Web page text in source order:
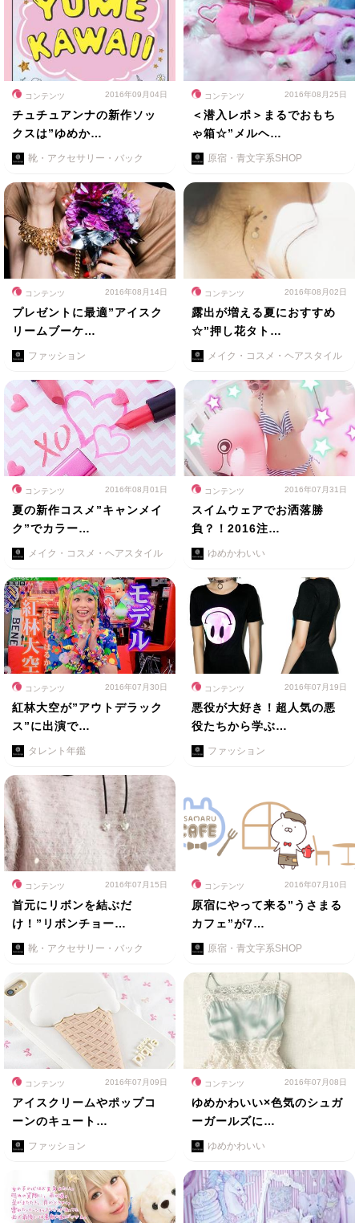
コンテンツ 2016年09月04日
チュチュアンナの新作ソッ
クスは”ゆめか…
靴・アクセサリー・バック
コンテンツ 2016年08月25日
＜潜入レポ＞まるでおもち
ゃ箱☆”メルヘ…
原宿・青文字系SHOP
コンテンツ 2016年08月14日
プレゼントに最適”アイスク
リームブーケ…
ファッション
コンテンツ 2016年08月02日
露出が増える夏におすすめ
☆”押し花タト…
メイク・コスメ・ヘアスタイル
コンテンツ 2016年08月01日
夏の新作コスメ”キャンメイ
ク”でカラー…
メイク・コスメ・ヘアスタイル
コンテンツ 2016年07月31日
スイムウェアでお洒落勝
負？！2016注…
ゆめかわいい
コンテンツ 2016年07月30日
紅林大空が”アウトデラック
ス”に出演で…
タレント年鑑
コンテンツ 2016年07月19日
悪役が大好き！超人気の悪
役たちから学ぶ…
ファッション
コンテンツ 2016年07月15日
首元にリボンを結ぶだ
け！”リボンチョー…
靴・アクセサリー・バック
コンテンツ 2016年07月10日
原宿にやって来る”うさまる
カフェ”が7…
原宿・青文字系SHOP
コンテンツ 2016年07月09日
アイスクリームやポップコ
ーンのキュート…
ファッション
コンテンツ 2016年07月08日
ゆめかわいい×色気のシュガ
ーガールズに…
ゆめかわいい